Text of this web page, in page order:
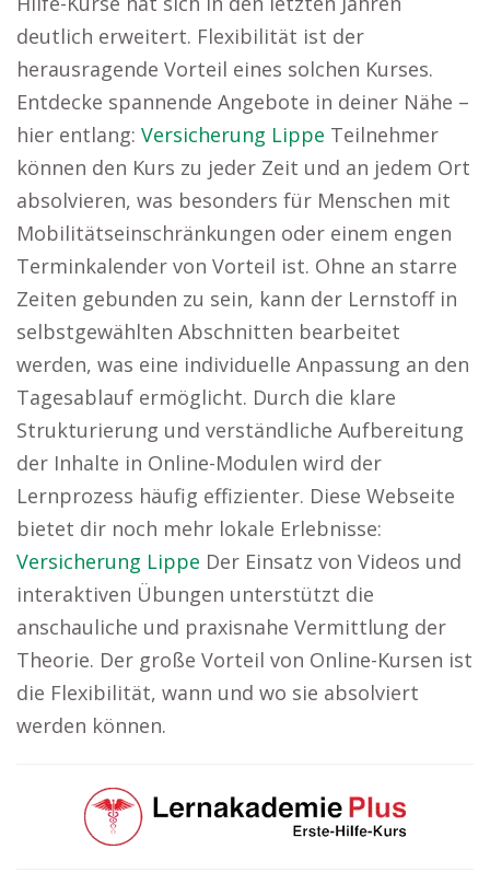
deutlich erweitert. Flexibilität ist der
herausragende Vorteil eines solchen Kurses.
Entdecke spannende Angebote in deiner Nähe –
hier entlang: Versicherung Lippe Teilnehmer
können den Kurs zu jeder Zeit und an jedem Ort
absolvieren, was besonders für Menschen mit
Mobilitätseinschränkungen oder einem engen
Terminkalender von Vorteil ist. Ohne an starre
Zeiten gebunden zu sein, kann der Lernstoff in
selbstgewählten Abschnitten bearbeitet
werden, was eine individuelle Anpassung an den
Tagesablauf ermöglicht. Durch die klare
Strukturierung und verständliche Aufbereitung
der Inhalte in Online-Modulen wird der
Lernprozess häufig effizienter. Diese Webseite
bietet dir noch mehr lokale Erlebnisse:
Versicherung Lippe Der Einsatz von Videos und
interaktiven Übungen unterstützt die
anschauliche und praxisnahe Vermittlung der
Theorie. Der große Vorteil von Online-Kursen ist
die Flexibilität, wann und wo sie absolviert
werden können.